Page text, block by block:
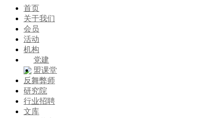
首页
关于我们
会员
活动
机构
党建
盟课堂
反舞弊师
研究院
行业招聘
文库